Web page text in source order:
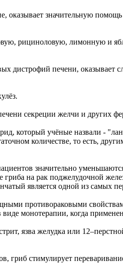
оказывает значительную
рициноловую, лимонную и
дистрофий печени, оказывает
секреции желчи и других
который учёные назвали -
количестве, то есть,
значительно
на рак поджелудочной
является одной из самых
противораковыми
монотерапии, когда
язва желудка или
гриб стимулирует